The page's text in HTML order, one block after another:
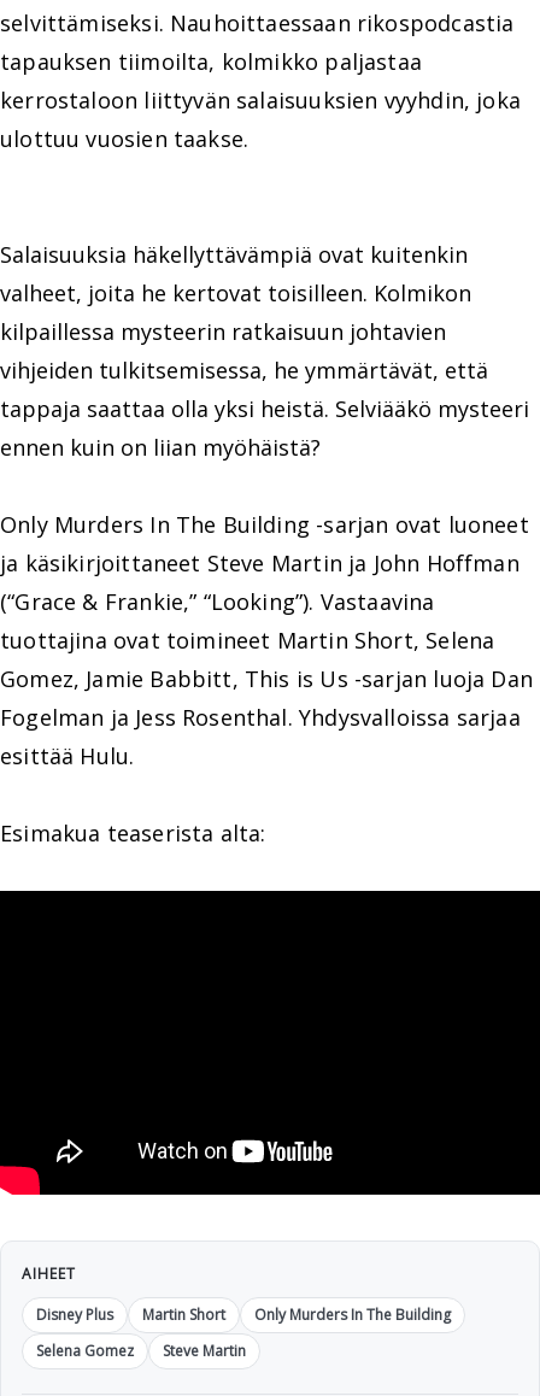
selvittämiseksi. Nauhoittaessaan rikospodcastia
tapauksen tiimoilta, kolmikko paljastaa
kerrostaloon liittyvän salaisuuksien vyyhdin, joka
ulottuu vuosien taakse.
Salaisuuksia häkellyttävämpiä ovat kuitenkin
valheet, joita he kertovat toisilleen. Kolmikon
kilpaillessa mysteerin ratkaisuun johtavien
vihjeiden tulkitsemisessa, he ymmärtävät, että
tappaja saattaa olla yksi heistä. Selviääkö mysteeri
ennen kuin on liian myöhäistä?
Only Murders In The Building -sarjan ovat luoneet
ja käsikirjoittaneet Steve Martin ja John Hoffman
(“Grace & Frankie,” “Looking”). Vastaavina
tuottajina ovat toimineet Martin Short, Selena
Gomez, Jamie Babbitt, This is Us -sarjan luoja Dan
Fogelman ja Jess Rosenthal. Yhdysvalloissa sarjaa
esittää Hulu.
Esimakua teaserista alta:
AIHEET
Disney Plus
Martin Short
Only Murders In The Building
Selena Gomez
Steve Martin